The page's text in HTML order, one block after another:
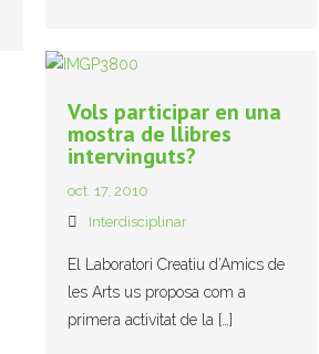
Vols participar en una
mostra de llibres
intervinguts?
oct. 17, 2010
Interdisciplinar
El Laboratori Creatiu d’Amics de
les Arts us proposa com a
primera activitat de la […]